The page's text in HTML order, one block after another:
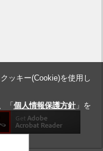
ッキー(Cookie)を使用し
「 個人情報保護方針」を